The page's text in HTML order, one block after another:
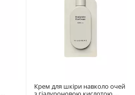
Крем для шкіри навколо очей